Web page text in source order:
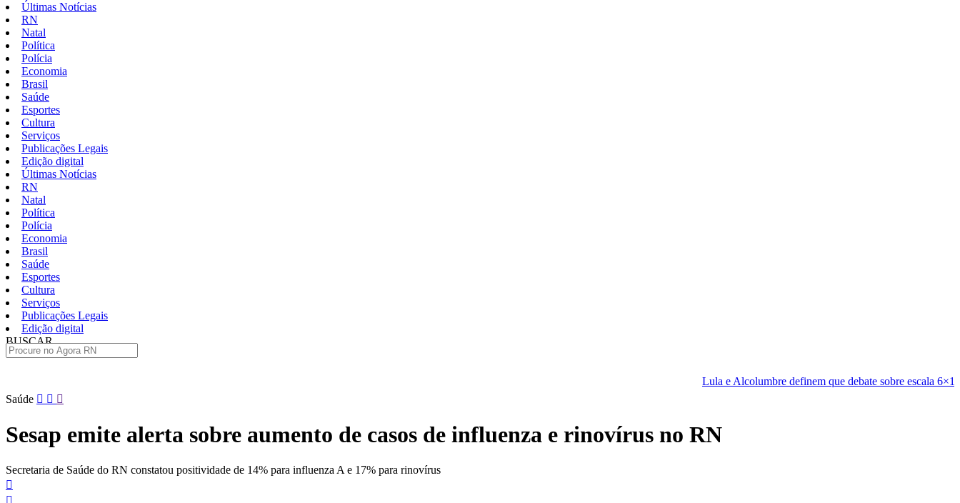
Últimas Notícias
RN
Natal
Política
Polícia
Economia
Brasil
Saúde
Esportes
Cultura
Serviços
Publicações Legais
Edição digital
Últimas Notícias
RN
Natal
Política
Polícia
Economia
Brasil
Saúde
Esportes
Cultura
Serviços
Publicações Legais
Edição digital
BUSCAR
Lula e Alcolumbre definem que debate sobre escala 6×1 fica para depois
Pular
conteúdo
Saúde
Sesap emite alerta sobre aumento de casos de influenza e rinovírus no RN
Secretaria de Saúde do RN constatou positividade de 14% para influenza A e 17% para rinovírus